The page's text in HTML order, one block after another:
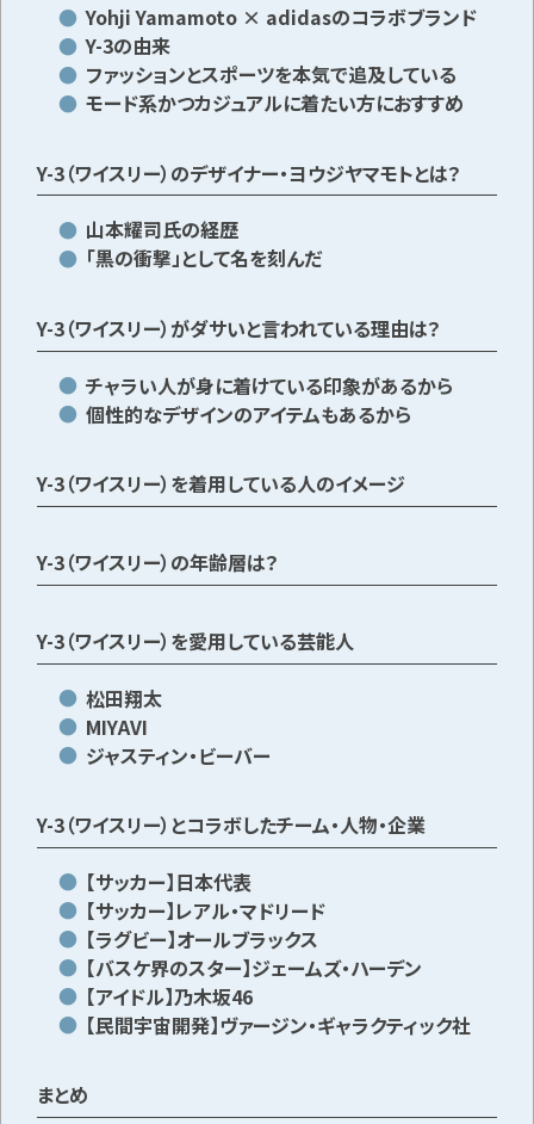
メールで無料相談する
Yohji Yamamoto × adidasのコラボブランド
Y-3の由来
ファッションとスポーツを本気で追及している
モード系かつカジュアルに着たい方におすすめ
Y-3（ワイスリー）のデザイナー・ヨウジヤマモトとは？
山本耀司氏の経歴
「黒の衝撃」として名を刻んだ
Y-3（ワイスリー）がダサいと言われている理由は？
チャラい人が身に着けている印象があるから
個性的なデザインのアイテムもあるから
Y-3（ワイスリー）を着用している人のイメージ
Y-3（ワイスリー）の年齢層は？
Y-3（ワイスリー）を愛用している芸能人
松田翔太
MIYAVI
ジャスティン・ビーバー
Y-3（ワイスリー）とコラボしたチーム・人物・企業
【サッカー】日本代表
【サッカー】レアル・マドリード
【ラグビー】オールブラックス
【バスケ界のスター】ジェームズ・ハーデン
【アイドル】乃木坂46
【民間宇宙開発】ヴァージン・ギャラクティック社
まとめ